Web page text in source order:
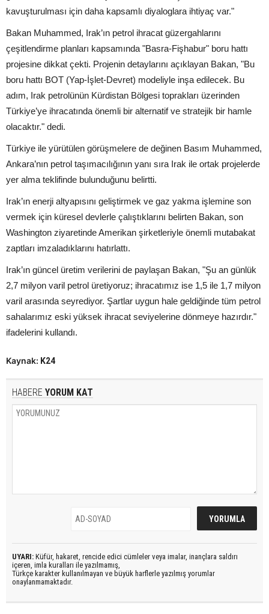
kavuşturulması için daha kapsamlı diyaloglara ihtiyaç var."
Bakan Muhammed, Irak’ın petrol ihracat güzergahlarını
çeşitlendirme planları kapsamında "Basra-Fişhabur" boru hattı
projesine dikkat çekti. Projenin detaylarını açıklayan Bakan, "Bu
boru hattı BOT (Yap-İşlet-Devret) modeliyle inşa edilecek. Bu
adım, Irak petrolünün Kürdistan Bölgesi toprakları üzerinden
Türkiye’ye ihracatında önemli bir alternatif ve stratejik bir hamle
olacaktır." dedi.
Türkiye ile yürütülen görüşmelere de değinen Basım Muhammed,
Ankara’nın petrol taşımacılığının yanı sıra Irak ile ortak projelerde
yer alma teklifinde bulunduğunu belirtti.
Irak’ın enerji altyapısını geliştirmek ve gaz yakma işlemine son
vermek için küresel devlerle çalıştıklarını belirten Bakan, son
Washington ziyaretinde Amerikan şirketleriyle önemli mutabakat
zaptları imzaladıklarını hatırlattı.
Irak’ın güncel üretim verilerini de paylaşan Bakan, "Şu an günlük
2,7 milyon varil petrol üretiyoruz; ihracatımız ise 1,5 ile 1,7 milyon
varil arasında seyrediyor. Şartlar uygun hale geldiğinde tüm petrol
sahalarımız eski yüksek ihracat seviyelerine dönmeye hazırdır."
ifadelerini kullandı.
Kaynak: K24
HABERE YORUM KAT
UYARI: Küfür, hakaret, rencide edici cümleler veya imalar, inançlara saldırı
içeren, imla kuralları ile yazılmamış,
Türkçe karakter kullanılmayan ve büyük harflerle yazılmış yorumlar
onaylanmamaktadır.